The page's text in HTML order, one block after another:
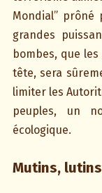
Mondial” prôné
grandes
bombes, que
tête, sera
limiter les
peuples, un
écologique.
Mutins,